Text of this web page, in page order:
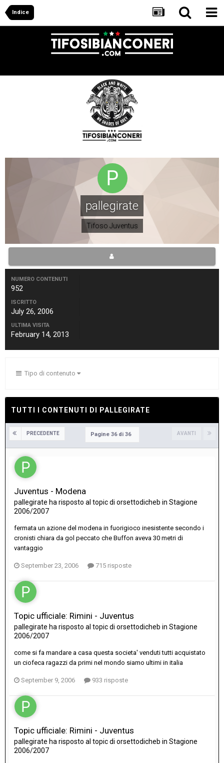
Indice
pallegirate
Tifoso Juventus
NUMERO CONTENUTI
952
ISCRITTO
July 26, 2006
ULTIMA VISITA
February 14, 2013
Tipo di contenuto
TUTTI I CONTENUTI DI PALLEGIRATE
PRECEDENTE AVANTI
Pagine 36 di 36
Juventus - Modena
pallegirate ha risposto al topic di orsettodicheb in Stagione
2006/2007
fermata un azione del modena in fuorigioco inesistente secondo i
cronisti chiara da gol peccato che Buffon aveva 30 metri di
vantaggio
September 23, 2006 715 risposte
Topic ufficiale: Rimini - Juventus
pallegirate ha risposto al topic di orsettodicheb in Stagione
2006/2007
come si fa mandare a casa questa societa' venduti tutti acquistato
un ciofeca ragazzi da primi nel mondo siamo ultimi in italia
September 9, 2006 933 risposte
Topic ufficiale: Rimini - Juventus
pallegirate ha risposto al topic di orsettodicheb in Stagione
2006/2007